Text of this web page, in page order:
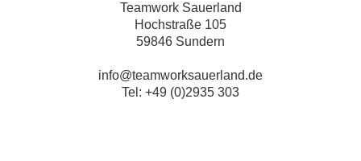
Teamwork Sauerland
Hochstraße 105
59846 Sundern
info@teamworksauerland.de
Tel: +49 (0)2935 303